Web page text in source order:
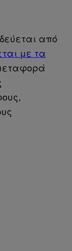
από
με τα